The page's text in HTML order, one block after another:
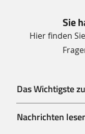
Sie
Hier finden
Das Wichtigste
Nachrichten